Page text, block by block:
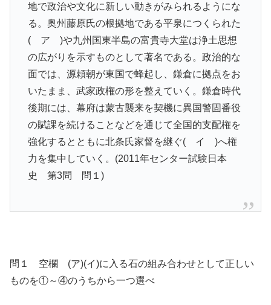
地で政治や文化に新しい動きがみられるようにな
る。奥州藤原氏の根拠地である平泉につくられた
( ア )や九州国東半島の富貴寺大堂は浄土思想
の広がりを示すものとして著名である。政治的な
面では、源頼朝が東国で蜂起し、鎌倉に拠点をお
いたまま、武家政権の形を整えていく。鎌倉時代
後期には、幕府は蒙古襲来を契機に異国警固番役
の賦課を続けることなどを通じて全国的支配権を
強化するとともに北条氏家督を継ぐ( イ )へ権
力を集中していく。(2011年センター試験日本
史 第3問 問１)
問１ 空欄 (ア)(イ)に入る石の組み合わせとして正しい
ものを①～④のうちから一つ選べ